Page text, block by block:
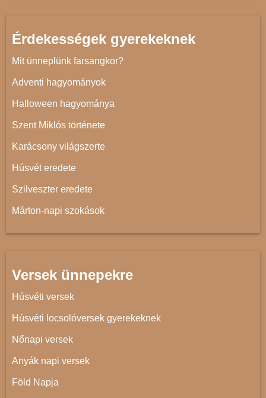
Érdekességek gyerekeknek
Mit ünneplünk farsangkor?
Adventi hagyományok
Halloween hagyománya
Szent Miklós története
Karácsony világszerte
Húsvét eredete
Szilveszter eredete
Márton-napi szokások
Versek ünnepekre
Húsvéti versek
Húsvéti locsolóversek gyerekeknek
Nőnapi versek
Anyák napi versek
Föld Napja